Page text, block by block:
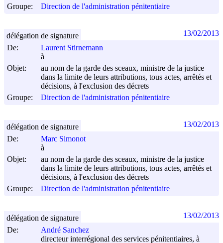
Groupe:
Direction de l'administration pénitentiaire
De:
Laurent Stirnemann
à
Objet:
au nom de la garde des sceaux, ministre de la justice
dans la limite de leurs attributions, tous actes, arrêtés et
décisions, à l'exclusion des décrets
Groupe:
Direction de l'administration pénitentiaire
délégation de signature 13/02/2013
De:
Marc Simonot
à
Objet:
au nom de la garde des sceaux, ministre de la justice
dans la limite de leurs attributions, tous actes, arrêtés et
décisions, à l'exclusion des décrets
Groupe:
Direction de l'administration pénitentiaire
délégation de signature 13/02/2013
De:
André Sanchez
directeur interrégional des services pénitentiaires, à
délégation de signature 13/02/2013